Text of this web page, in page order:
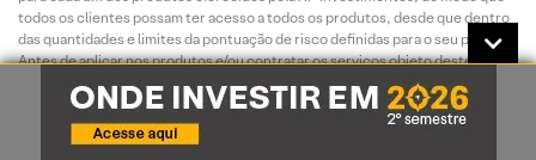
todos os clientes possam ter acesso a todos os produtos, desde que dentro
das quantidades e limites da pontuação de risco definidas para o seu perfil.
Antes de aplicar nos produtos e/ou contratar os serviços objeto deste
material, é importante que você verifique se a sua pontuação de risco atual
comporta a aplicação nos produtos e/ou a contratação dos serviços em
questão, bem como se há limitações de volume, concentração e/ou
quantidade para a aplicação desejada. Você pode consultar essas